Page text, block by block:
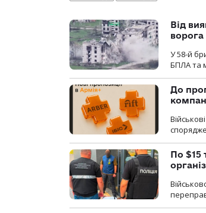
Від
У 58-й
БПЛА та
До
По $15